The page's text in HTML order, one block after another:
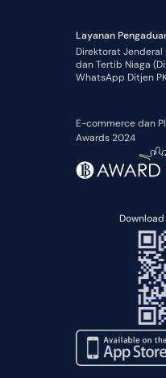
Layanan
Direktorat Jenderal
dan Tertib Niaga
WhatsApp Ditjen
E-commerce dan
Awards 2024
Download